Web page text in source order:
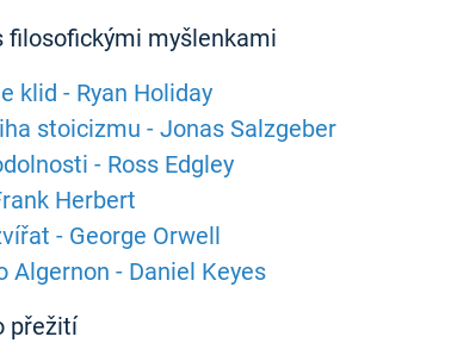
filosofickými myšlenkami
klid - Ryan Holiday
stoicizmu - Jonas Salzgeber
- Ross Edgley
Herbert
- George Orwell
Algernon - Daniel Keyes
přežití